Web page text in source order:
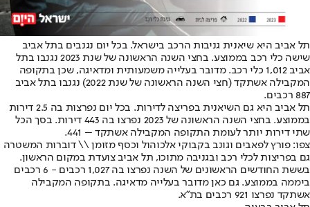
תל אביב היא שיאנית גניבות הרכב בישראל. בכל יום נגנבים בתל אביב
שישה כלי רכב בממוצע. בחצי השנה הראשונה של שנת 2023 נגנבו בתל
אביב 1,012 כלי רכב. מדובר בעלייה משמעותית ומדאיגה, שכן בתקופה
המקבילה אשתקד (חצי השנה הראשונה של שנת 2022) נגנבו בתל אביב
887 רכבים.
תל אביב היא גם השיאנית בפריצה לדירות. בכל יום נפרצות בה 2.5 דירות
בממוצע. בחצי השנה הראשונה של 2023 נפרצו בה 443 דירות. בסך הכל
שתי דירות יותר לעומת התקופה המקבילה אשתקד – 441.
צפו: פורץ לפאבים וגונב בקבוקי אלכוהול וכסף מזומן \\ דוברות המשטרה
גם בפריצות לכלי רכב ובגניבה מתוכו, תל אביב צועדת במקום הראשון.
בששת החודשים הראשונים של השנה נפרצו בה 1,027 רכבים - 6 רכבים
ביממה בממוצע. גם כאן מדובר בעלייה מדאיגה. בתקופה המקבילה
אשתקד נפרצו 921 רכבים בת"א.